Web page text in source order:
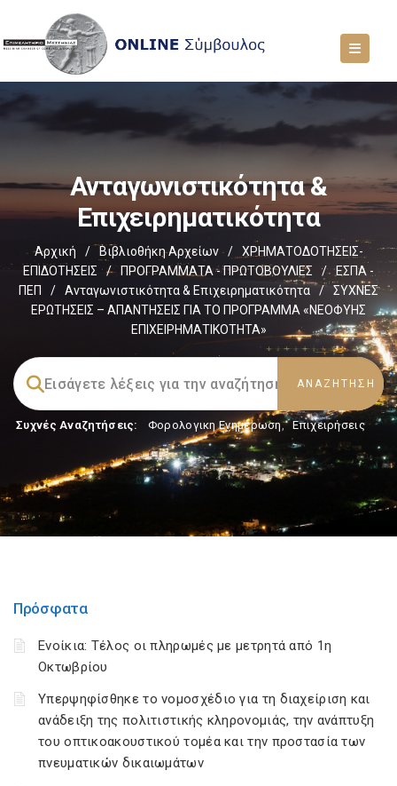
Ανταγωνιστικότητα &
Επιχειρηματικότητα
Αρχική / Βιβλιοθήκη Αρχείων /
ΧΡΗΜΑΤΟΔΟΤΗΣΕΙΣ-
ΕΠΙΔΟΤΗΣΕΙΣ
/ ΠΡΟΓΡΑΜΜΑΤΑ - ΠΡΩΤΟΒΟΥΛΙΕΣ /
ΕΣΠΑ -
ΠΕΠ
/ Ανταγωνιστικότητα & Επιχειρηματικότητα /
ΣΥΧΝΕΣ
ΕΡΩΤΗΣΕΙΣ – ΑΠΑΝΤΗΣΕΙΣ ΓΙΑ ΤΟ ΠΡΟΓΡΑΜΜΑ «ΝΕΟΦΥΗΣ
ΕΠΙΧΕΙΡΗΜΑΤΙΚΟΤΗΤΑ»
Συχνές Αναζητήσεις: Φορολογικη Ενημέρωση, Επιχειρήσεις
Πρόσφατα
Ενοίκια: Τέλος οι πληρωμές με μετρητά από 1η
Οκτωβρίου
Υπερψηφίσθηκε το νομοσχέδιο για τη διαχείριση και
ανάδειξη της πολιτιστικής κληρονομιάς, την ανάπτυξη
του οπτικοακουστικού τομέα και την προστασία των
πνευματικών δικαιωμάτων